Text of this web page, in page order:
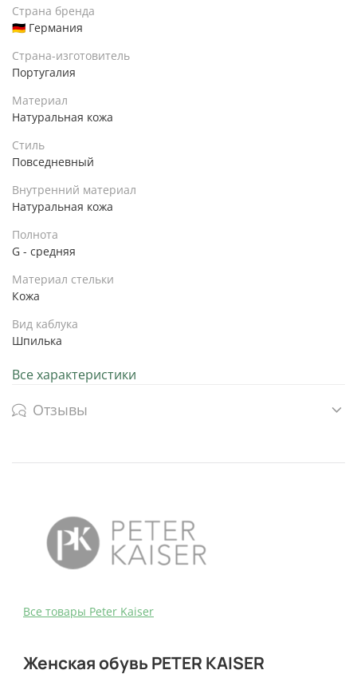
Страна бренда
🇩🇪 Германия
Страна-изготовитель
Португалия
Материал
Натуральная кожа
Стиль
Повседневный
Внутренний материал
Натуральная кожа
Полнота
G - средняя
Материал стельки
Кожа
Вид каблука
Шпилька
Все характеристики
Отзывы
Bce товары Peter Kaiser
Женская обувь PETER KAISER